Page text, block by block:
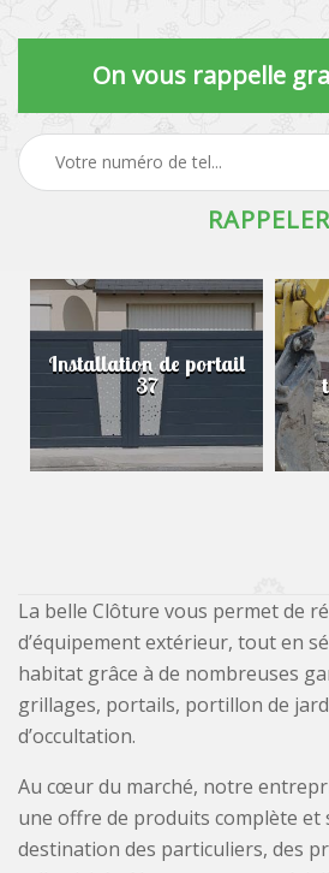
On vous rappelle
Installation de portail
37
La belle Clôture vous permet de
d’équipement extérieur, tout en
habitat grâce à de nombreuses
grillages, portails, portillon de
d’occultation.
Au cœur du marché, notre
une offre de produits complète et
destination des particuliers, des